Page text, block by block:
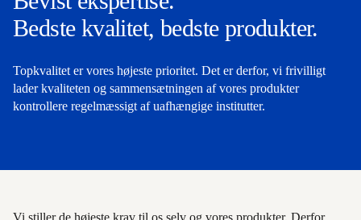
Bedste kvalitet, bedste produkter.
Topkvalitet er vores højeste prioritet. Det er derfor, vi frivilligt
lader kvaliteten og sammensætningen af vores produkter
kontrollere regelmæssigt af uafhængige institutter.
Vi stiller de højeste krav til os selv og vores produkter. Derfor